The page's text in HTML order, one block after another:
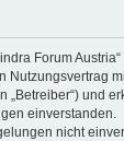
Forum
Nutzungsvertrag
„Betreiber“) und
einverstanden.
nicht